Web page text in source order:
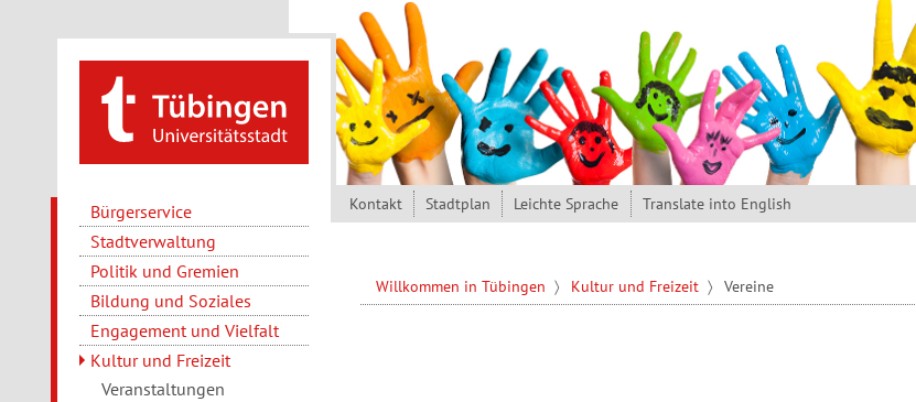
Bürgerservice
Stadtverwaltung
Politik und Gremien
Bildung und Soziales
Engagement und Vielfalt
Kultur und Freizeit
Veranstaltungen
Kontakt Stadtplan Leichte Sprache Translate into English
Willkommen in Tübingen Kultur und Freizeit Vereine